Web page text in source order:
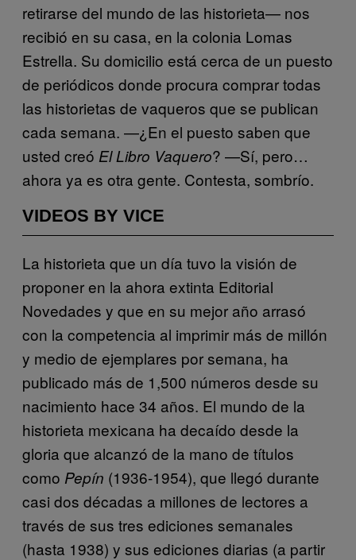
retirarse del mundo de las historieta— nos
recibió en su casa, en la colonia Lomas
Estrella. Su domicilio está cerca de un puesto
de periódicos donde procura comprar todas
las historietas de vaqueros que se publican
cada semana. —¿En el puesto saben que
usted creó El Libro Vaquero? —Sí, pero…
ahora ya es otra gente. Contesta, sombrío.
VIDEOS BY VICE
La historieta que un día tuvo la visión de
proponer en la ahora extinta Editorial
Novedades y que en su mejor año arrasó
con la competencia al imprimir más de millón
y medio de ejemplares por semana, ha
publicado más de 1,500 números desde su
nacimiento hace 34 años. El mundo de la
historieta mexicana ha decaído desde la
gloria que alcanzó de la mano de títulos
como Pepín (1936-1954), que llegó durante
casi dos décadas a millones de lectores a
través de sus tres ediciones semanales
(hasta 1938) y sus ediciones diarias (a partir